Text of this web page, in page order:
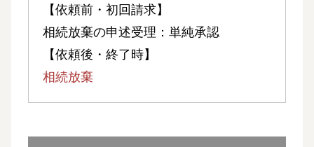
【依頼前・初回請求】
相続放棄の申述受理：単純承認
【依頼後・終了時】
相続放棄